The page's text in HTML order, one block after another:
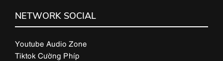
NETWORK SOCIAL
Youtube Audio Zone
Tiktok Cường Phíp